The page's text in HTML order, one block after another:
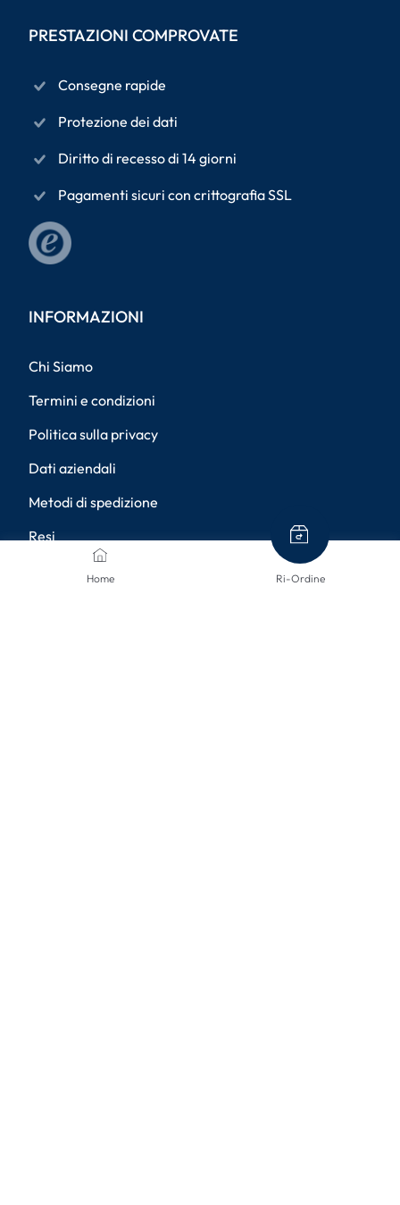
Home Ri-Ordine
PRESTAZIONI COMPROVATE
Consegne rapide
Protezione dei dati
Diritto di recesso di 14 giorni
Pagamenti sicuri con crittografia SSL
INFORMAZIONI
Chi Siamo
Termini e condizioni
Politica sulla privacy
Dati aziendali
Metodi di spedizione
Resi